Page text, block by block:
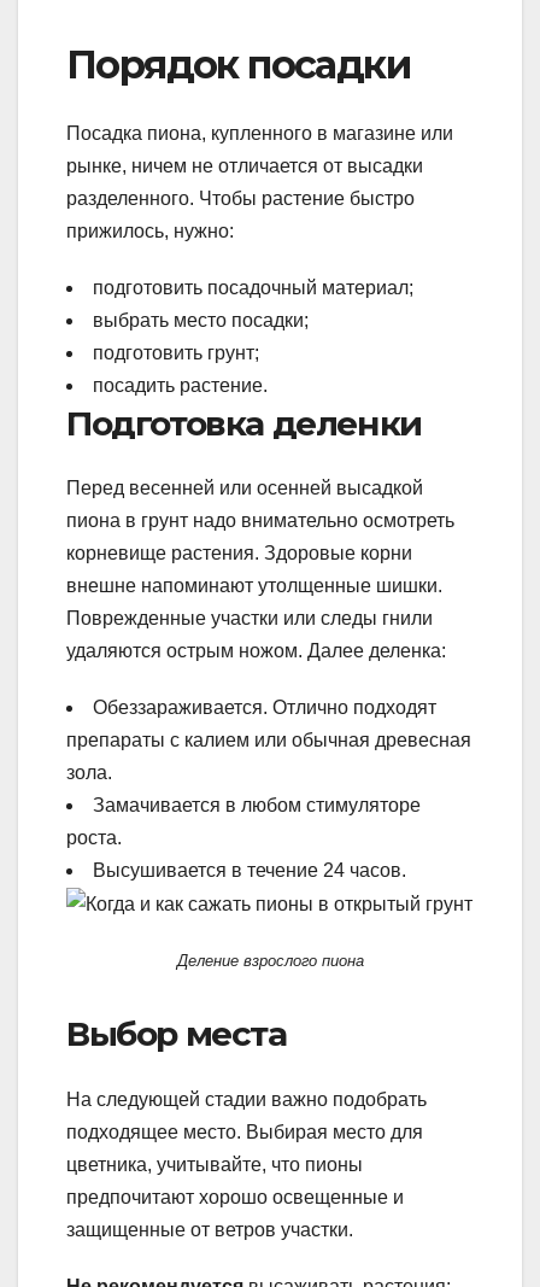
Порядок посадки
Посадка пиона, купленного в магазине или
рынке, ничем не отличается от высадки
разделенного. Чтобы растение быстро
прижилось, нужно:
подготовить посадочный материал;
выбрать место посадки;
подготовить грунт;
посадить растение.
Подготовка деленки
Перед весенней или осенней высадкой
пиона в грунт надо внимательно осмотреть
корневище растения. Здоровые корни
внешне напоминают утолщенные шишки.
Поврежденные участки или следы гнили
удаляются острым ножом. Далее деленка:
Обеззараживается. Отлично подходят
препараты с калием или обычная древесная
зола.
Замачивается в любом стимуляторе
роста.
Высушивается в течение 24 часов.
Деление взрослого пиона
Выбор места
На следующей стадии важно подобрать
подходящее место. Выбирая место для
цветника, учитывайте, что пионы
предпочитают хорошо освещенные и
защищенные от ветров участки.